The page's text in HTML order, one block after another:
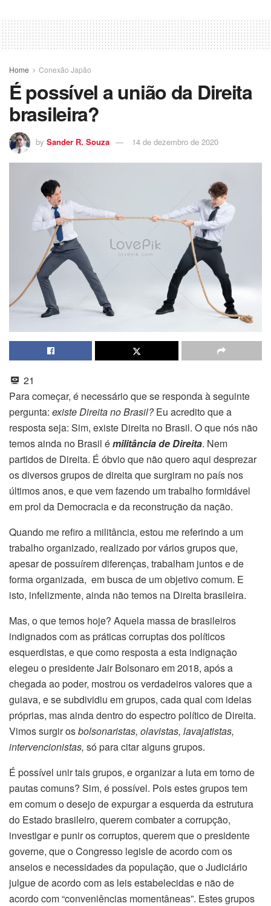
Home Conexão Japão
É possível a união da Direita
brasileira?
by Sander R. Souza 14 de dezembro de 2020
21
Para começar, é necessário que se responda à seguinte
pergunta: existe Direita no Brasil?Eu acredito que a
resposta seja: Sim, existe Direita no Brasil. O que nós não
temos ainda no Brasil émilitância de Direita. Nem
partidos de Direita. É óbvio que não quero aqui desprezar
os diversos grupos de direita que surgiram no país nos
últimos anos, e que vem fazendo um trabalho formidável
em prol da Democracia e da reconstrução da nação.
Quando me refiro a militância, estou me referindo a um
trabalho organizado, realizado por vários grupos que,
apesar de possuírem diferenças, trabalham juntos e de
forma organizada, em busca de um objetivo comum. E
isto, infelizmente, ainda não temos na Direita brasileira.
Mas, o que temos hoje? Aquela massa de brasileiros
indignados com as práticas corruptas dos políticos
esquerdistas, e que como resposta a esta indignação
elegeu o presidente Jair Bolsonaro em 2018, após a
chegada ao poder, mostrou os verdadeiros valores que a
guiava, e se subdividiu em grupos, cada qual com ideias
próprias, mas ainda dentro do espectro político de Direita.
Vimos surgir osbolsonaristas, olavistas, lavajatistas,
intervencionistas, só para citar alguns grupos.
É possível unir tais grupos, e organizar a luta em torno de
pautas comuns? Sim, é possível. Pois estes grupos tem
em comum o desejo de expurgar a esquerda da estrutura
do Estado brasileiro, querem combater a corrupção,
investigar e punir os corruptos, querem que o presidente
governe, que o Congresso legisle de acordo com os
anseios e necessidades da população, que o Judiciário
julgue de acordo com as leis estabelecidas e não de
acordo com “conveniências momentâneas”. Estes grupos